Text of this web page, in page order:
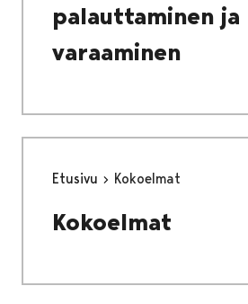
palauttaminen ja
varaaminen
Etusivu Kokoelmat
Kokoelmat